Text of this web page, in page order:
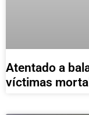
Atentado a
víctimas